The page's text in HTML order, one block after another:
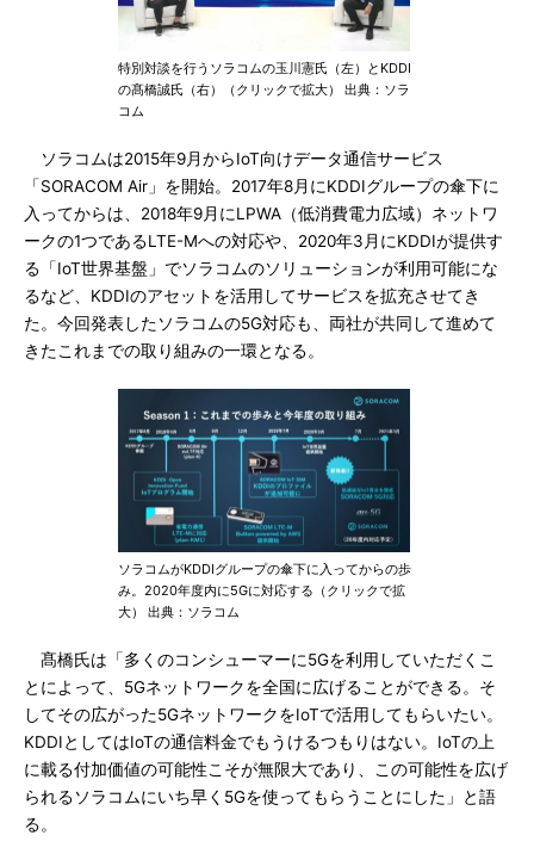
特別対談を行うソラコムの玉川憲氏（左）とKDDI
の髙橋誠氏（右）（クリックで拡大） 出典：ソラ
コム
ソラコムは2015年9月からIoT向けデータ通信サービス
「SORACOM Air」を開始。2017年8月にKDDIグループの傘下に
入ってからは、2018年9月にLPWA（低消費電力広域）ネットワ
ークの1つであるLTE-Mへの対応や、2020年3月にKDDIが提供す
る「IoT世界基盤」でソラコムのソリューションが利用可能にな
るなど、KDDIのアセットを活用してサービスを拡充させてき
た。今回発表したソラコムの5G対応も、両社が共同して進めて
きたこれまでの取り組みの一環となる。
ソラコムがKDDIグループの傘下に入ってからの歩
み。2020年度内に5Gに対応する（クリックで拡
大） 出典：ソラコム
髙橋氏は「多くのコンシューマーに5Gを利用していただくこ
とによって、5Gネットワークを全国に広げることができる。そ
してその広がった5GネットワークをIoTで活用してもらいたい。
KDDIとしてはIoTの通信料金でもうけるつもりはない。IoTの上
に載る付加価値の可能性こそが無限大であり、この可能性を広げ
られるソラコムにいち早く5Gを使ってもらうことにした」と語
る。